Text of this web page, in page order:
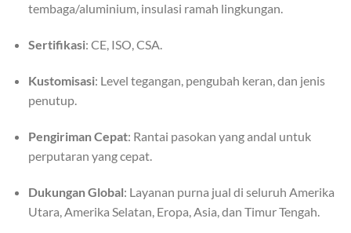
tembaga/aluminium, insulasi ramah lingkungan.
Sertifikasi: CE, ISO, CSA.
Kustomisasi: Level tegangan, pengubah keran, dan jenis
penutup.
Pengiriman Cepat: Rantai pasokan yang andal untuk
perputaran yang cepat.
Dukungan Global: Layanan purna jual di seluruh Amerika
Utara, Amerika Selatan, Eropa, Asia, dan Timur Tengah.